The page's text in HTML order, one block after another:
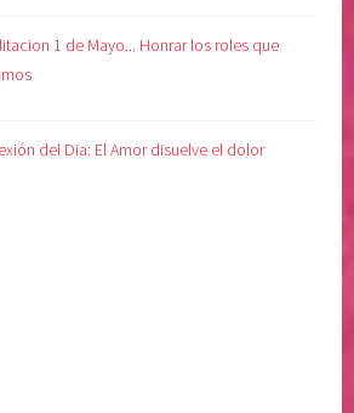
1 de Mayo... Honrar los roles que
del Dia: El Amor disuelve el dolor